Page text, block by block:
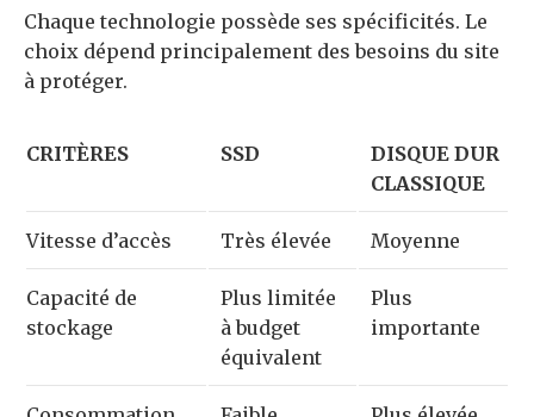
Chaque technologie possède ses spécificités. Le
choix dépend principalement des besoins du site
à protéger.
CRITÈRES SSD
DISQUE DUR
CLASSIQUE
Vitesse d’accès Très élevée Moyenne
Capacité de
stockage
Plus limitée
à budget
équivalent
Plus
importante